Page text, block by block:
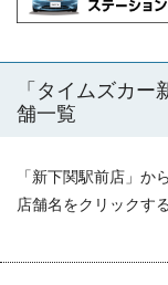
「タイムズカー
舗一覧
「新下関駅前店 」か
店舗名をクリックす